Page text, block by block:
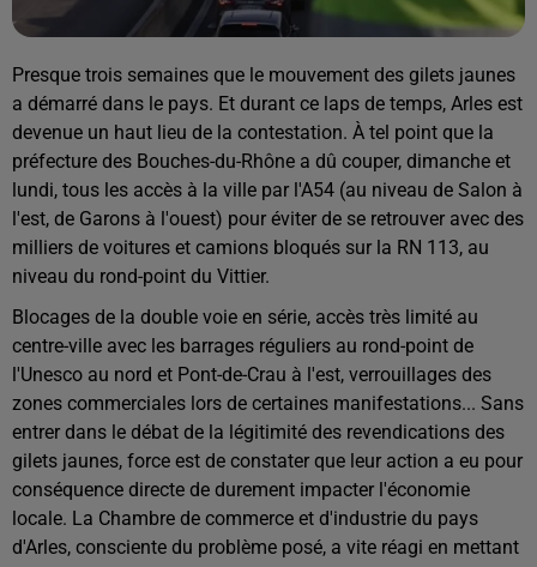
Presque trois semaines que le mouvement des gilets jaunes
a démarré dans le pays. Et durant ce laps de temps, Arles est
devenue un haut lieu de la contestation. À tel point que la
préfecture des Bouches-du-Rhône a dû couper, dimanche et
lundi, tous les accès à la ville par l'A54 (au niveau de Salon à
l'est, de Garons à l'ouest) pour éviter de se retrouver avec des
milliers de voitures et camions bloqués sur la RN 113, au
niveau du rond-point du Vittier.
Blocages de la double voie en série, accès très limité au
centre-ville avec les barrages réguliers au rond-point de
l'Unesco au nord et Pont-de-Crau à l'est, verrouillages des
zones commerciales lors de certaines manifestations... Sans
entrer dans le débat de la légitimité des revendications des
gilets jaunes, force est de constater que leur action a eu pour
conséquence directe de durement impacter l'économie
locale. La Chambre de commerce et d'industrie du pays
d'Arles, consciente du problème posé, a vite réagi en mettant